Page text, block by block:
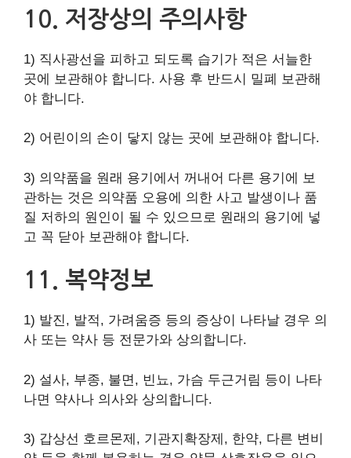
10. 저장상의 주의사항
1) 직사광선을 피하고 되도록 습기가 적은 서늘한
곳에 보관해야 합니다. 사용 후 반드시 밀폐 보관해
야 합니다.
2) 어린이의 손이 닿지 않는 곳에 보관해야 합니다.
3) 의약품을 원래 용기에서 꺼내어 다른 용기에 보
관하는 것은 의약품 오용에 의한 사고 발생이나 품
질 저하의 원인이 될 수 있으므로 원래의 용기에 넣
고 꼭 닫아 보관해야 합니다.
11. 복약정보
1) 발진, 발적, 가려움증 등의 증상이 나타날 경우 의
사 또는 약사 등 전문가와 상의합니다.
2) 설사, 부종, 불면, 빈뇨, 가슴 두근거림 등이 나타
나면 약사나 의사와 상의합니다.
3) 갑상선 호르몬제, 기관지확장제, 한약, 다른 변비